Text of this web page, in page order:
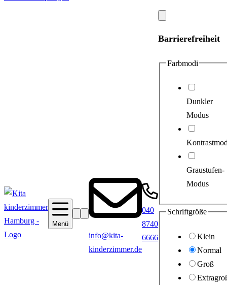
Menü
SucheBarrierefreiheit
info@kita-
kinderzimmer.de
040
8740
6666
schließen
Barrierefreiheit
Farbmodi
Dunkler
Modus
Graustufen-
Modus
Schriftgröße
Klein
Normal
Groß